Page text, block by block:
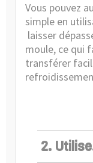
Vous pouvez
simple en
laisser
moule, ce qui
transférer
2.